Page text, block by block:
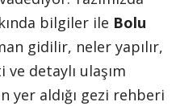
bilgiler ile Bolu
gidilir, neler yapılır,
detaylı ulaşım
aldığı gezi rehberi